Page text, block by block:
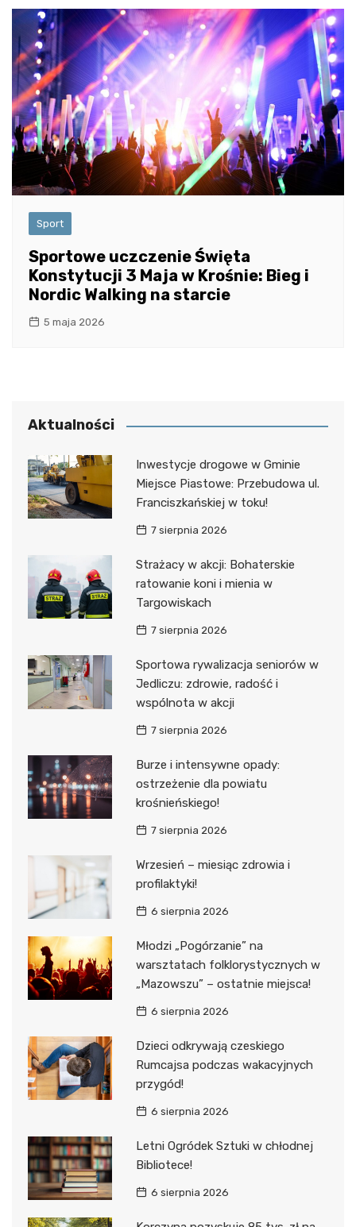
Sport
Sportowe uczczenie Święta
Konstytucji 3 Maja w Krośnie: Bieg i
Nordic Walking na starcie
5 maja 2026
Aktualności
Inwestycje drogowe w Gminie
Miejsce Piastowe: Przebudowa ul.
Franciszkańskiej w toku!
7 sierpnia 2026
Strażacy w akcji: Bohaterskie
ratowanie koni i mienia w
Targowiskach
7 sierpnia 2026
Sportowa rywalizacja seniorów w
Jedliczu: zdrowie, radość i
wspólnota w akcji
7 sierpnia 2026
Burze i intensywne opady:
ostrzeżenie dla powiatu
krośnieńskiego!
7 sierpnia 2026
Wrzesień – miesiąc zdrowia i
profilaktyki!
6 sierpnia 2026
Młodzi „Pogórzanie” na
warsztatach folklorystycznych w
„Mazowszu” – ostatnie miejsca!
6 sierpnia 2026
Dzieci odkrywają czeskiego
Rumcajsa podczas wakacyjnych
przygód!
6 sierpnia 2026
Letni Ogródek Sztuki w chłodnej
Bibliotece!
6 sierpnia 2026